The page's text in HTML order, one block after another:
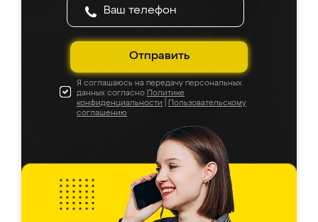
Отправить
Я соглашаюсь на передачу персональных
данных согласно Политике
конфиденциальности
Пользовательскому
соглашению